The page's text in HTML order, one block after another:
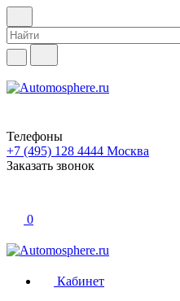
Телефоны
+7 (495) 128 4444 Москва
Заказать звонок
0
Кабинет